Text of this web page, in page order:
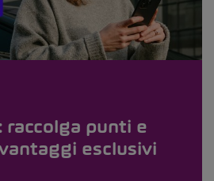
raccolga punti e
esclusivi